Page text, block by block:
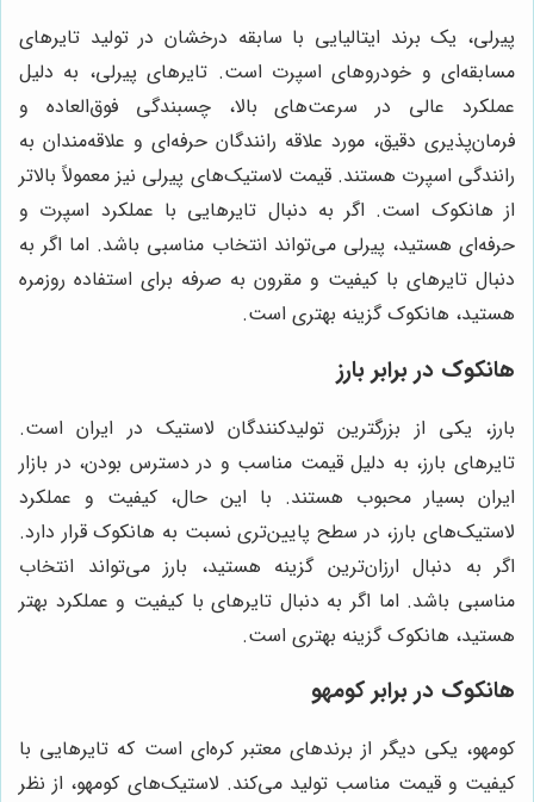
پیرلی، یک برند ایتالیایی با سابقه درخشان در تولید تایرهای
مسابقه‌ای و خودروهای اسپرت است. تایرهای پیرلی، به دلیل
عملکرد عالی در سرعت‌های بالا، چسبندگی فوق‌العاده و
فرمان‌پذیری دقیق، مورد علاقه رانندگان حرفه‌ای و علاقه‌مندان به
رانندگی اسپرت هستند. قیمت لاستیک‌های پیرلی نیز معمولاً بالاتر
از هانکوک است. اگر به دنبال تایرهایی با عملکرد اسپرت و
حرفه‌ای هستید، پیرلی می‌تواند انتخاب مناسبی باشد. اما اگر به
دنبال تایرهای با کیفیت و مقرون به صرفه برای استفاده روزمره
هستید، هانکوک گزینه بهتری است.
هانکوک در برابر بارز
بارز، یکی از بزرگترین تولیدکنندگان لاستیک در ایران است.
تایرهای بارز، به دلیل قیمت مناسب و در دسترس بودن، در بازار
ایران بسیار محبوب هستند. با این حال، کیفیت و عملکرد
لاستیک‌های بارز، در سطح پایین‌تری نسبت به هانکوک قرار دارد.
اگر به دنبال ارزان‌ترین گزینه هستید، بارز می‌تواند انتخاب
مناسبی باشد. اما اگر به دنبال تایرهای با کیفیت و عملکرد بهتر
هستید، هانکوک گزینه بهتری است.
هانکوک در برابر کومهو
کومهو، یکی دیگر از برندهای معتبر کره‌ای است که تایرهایی با
کیفیت و قیمت مناسب تولید می‌کند. لاستیک‌های کومهو، از نظر